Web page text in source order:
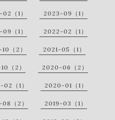
（1） 2023-09（1）
（1） 2022-02（1）
（2） 2021-05（1）
（2） 2020-06（2）
（1） 2020-01（1）
（2） 2019-03（1）